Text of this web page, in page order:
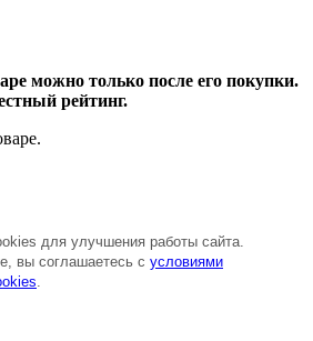
можно только после его покупки.
рейтинг.
для улучшения работы сайта.
вы соглашаетесь с условиями
.